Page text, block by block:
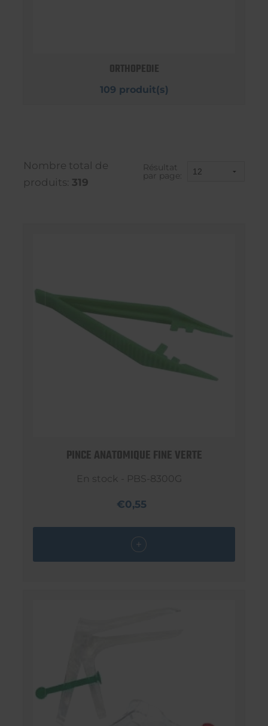
ORTHOPEDIE
109 produit(s)
Nombre total de
produits: 319
Résultat
par page:
PINCE ANATOMIQUE FINE VERTE
En stock - PBS-8300G
€0,55